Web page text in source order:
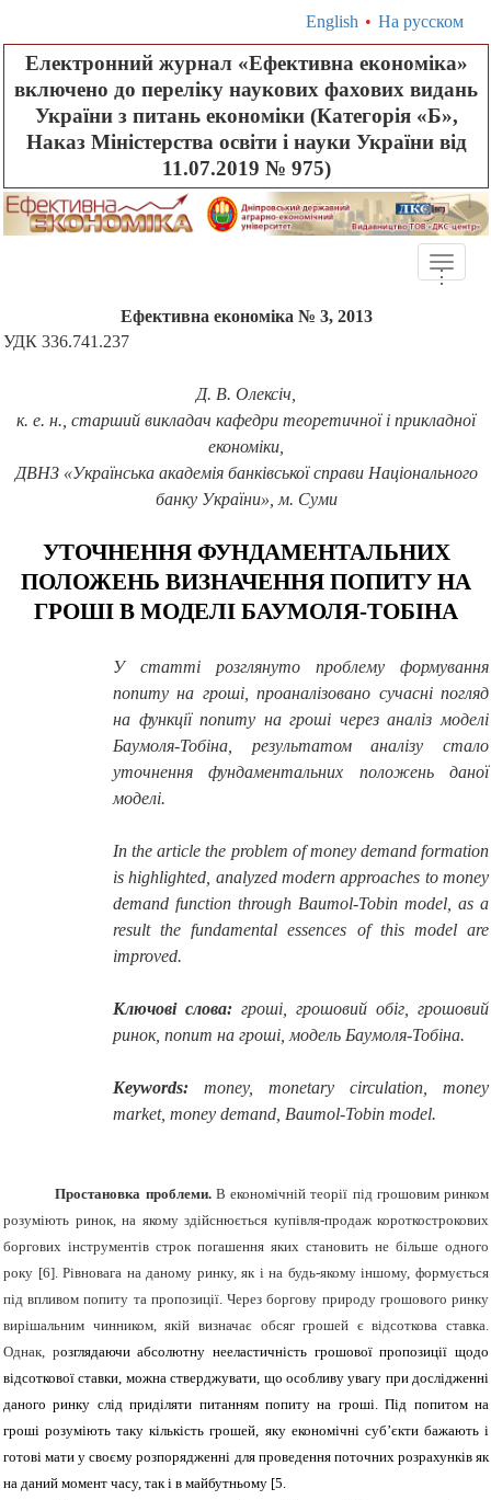
English • На русском
Електронний журнал «Ефективна економіка»
включено до переліку наукових фахових видань
України з питань економіки (Категорія «Б»,
Наказ Міністерства освіти і науки України від
11.07.2019 № 975)
Toggle
...
Ефективна економіка № 3, 2013
УДК 336.741.237
Д. В. Олексіч,
к. е. н., старший викладач кафедри теоретичної і прикладної
економіки
ДВНЗ «Українська академія банківської справи Національного
банку України», м. Суми
УТОЧНЕННЯ ФУНДАМЕНТАЛЬНИХ
ПОЛОЖЕНЬ ВИЗНАЧЕННЯ ПОПИТУ НА
ГРОШІ В МОДЕЛІ БАУМОЛЯ-ТОБІНА
У статті розглянуто проблему формування
попиту на гроші, проаналізовано сучасні погляд
на функції попиту на гроші через аналіз моделі
Баумоля-Тобіна, результатом аналізу стало
уточнення фундаментальних положень даної
моделі.
In the article the problem of money demand formation
is highlighted, analyzed modern approaches to money
demand function through Baumol-Tobin model, as a
result the fundamental essences of this model are
improved.
Ключові слова: гроші, грошовий обіг, грошовий
ринок, попит на гроші, модель Баумоля-Тобіна.
Keywords: money, monetary circulation , money
market, money demand, Baumol-Tobin model.
Простановка проблеми.В економічній теорії під грошовим ринком
розуміють ринок, на якому здійснюється купівля-продаж короткострокових
боргових інструментів строк погашення яких становить не більше одного
року [6]. Рівновага на даному ринку, як і на будь-якому іншому, формується
під впливом попиту та пропозиції. Через боргову природу грошового ринку
вирішальним чинником, якій визначає обсяг грошей є відсоткова ставка.
Однак, розглядаючи абсолютну нееластичність грошової пропозиції щодо
відсоткової ставки, можна стверджувати, що особливу увагу при дослідженні
даного ринку слід приділяти питанням попиту на гроші. Під попитом на
гроші розуміють таку кількість грошей, яку економічні суб’єкти бажають і
готові мати у своєму розпорядженні для проведення поточних розрахунків як
на даний момент часу, так і в майбутньому [5.